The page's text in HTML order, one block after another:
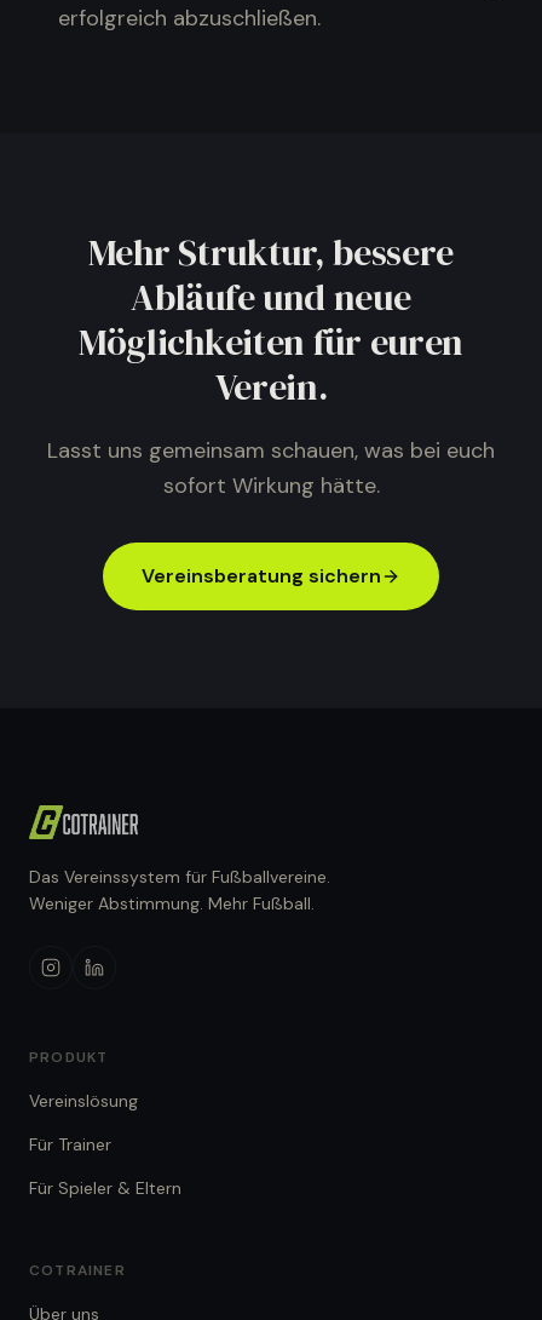
erfolgreich abzuschließen.
Mehr Struktur, bessere
Abläufe und neue
Möglichkeiten für euren
Verein.
Lasst uns gemeinsam schauen, was bei euch
sofort Wirkung hätte.
Vereinsberatung sichern
Das Vereinssystem für Fußballvereine.
Weniger Abstimmung. Mehr Fußball.
PRODUKT
Vereinslösung
Für Trainer
Für Spieler & Eltern
COTRAINER
Über uns